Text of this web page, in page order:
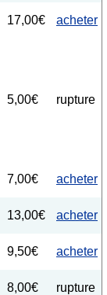
17,00€ acheter
5,00€ rupture
7,00€ acheter
13,00€ acheter
9,50€ acheter
8,00€ rupture